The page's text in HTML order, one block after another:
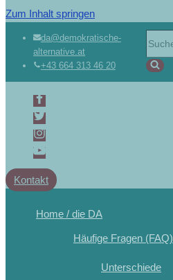
Zum Inhalt springen
da@demokratische-
alternative.at
+43 664 313 46 20
Kontakt
Home / die DA
Häufige Fragen (FAQ)
Unterschiede